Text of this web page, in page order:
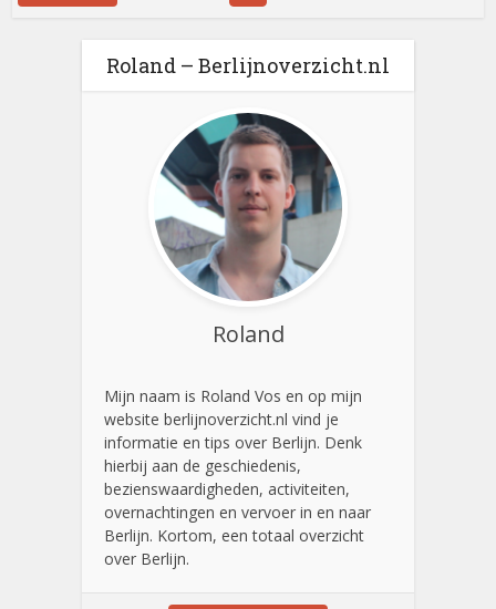
Roland – Berlijnoverzicht.nl
Roland
Mijn naam is Roland Vos en op mijn
website berlijnoverzicht.nl vind je
informatie en tips over Berlijn. Denk
hierbij aan de geschiedenis,
bezienswaardigheden, activiteiten,
overnachtingen en vervoer in en naar
Berlijn. Kortom, een totaal overzicht
over Berlijn.